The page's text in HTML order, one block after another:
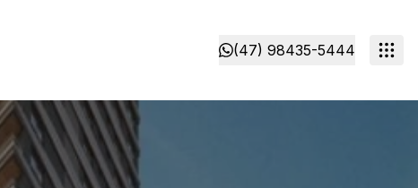
(47) 98435-5444